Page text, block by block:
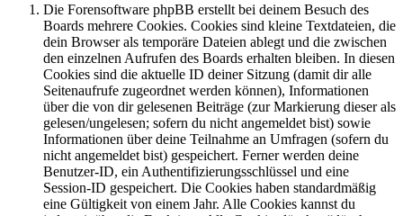
Die Forensoftware phpBB erstellt bei deinem Besuch des
Boards mehrere Cookies. Cookies sind kleine Textdateien, die
dein Browser als temporäre Dateien ablegt und die zwischen
den einzelnen Aufrufen des Boards erhalten bleiben. In diesen
Cookies sind die aktuelle ID deiner Sitzung (damit dir alle
Seitenaufrufe zugeordnet werden können), Informationen
über die von dir gelesenen Beiträge (zur Markierung dieser als
gelesen/ungelesen; sofern du nicht angemeldet bist) sowie
Informationen über deine Teilnahme an Umfragen (sofern du
nicht angemeldet bist) gespeichert. Ferner werden deine
Benutzer-ID, ein Authentifizierungsschlüssel und eine
Session-ID gespeichert. Die Cookies haben standardmäßig
eine Gültigkeit von einem Jahr. Alle Cookies kannst du